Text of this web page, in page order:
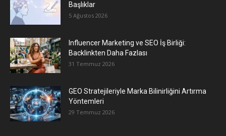
Başlıklar
5 Ağustos 2026
Influencer Marketing ve SEO İş Birliği:
Backlinkten Daha Fazlası
31 Temmuz 2026
GEO Stratejileriyle Marka Bilinirliğini Artırma
Yöntemleri
29 Temmuz 2026